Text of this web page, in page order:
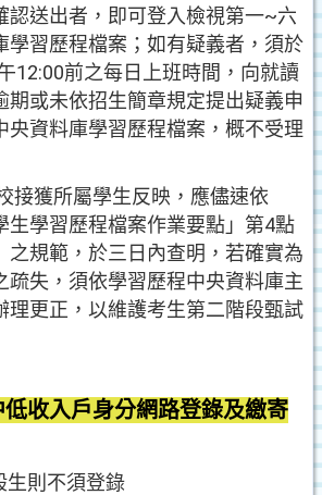
認送出者，即可登入檢視第一~六
學習歷程檔案；如有疑義者，須於
12:00前之每日上班時間，向就讀
期或未依招生簡章規定提出疑義申
央資料庫學習歷程檔案，概不受理
接獲所屬學生反映，應儘速依
生學習歷程檔案作業要點」第4點
之規範，於三日內查明，若確實為
疏失，須依學習歷程中央資料庫主
理更正，以維護考生第二階段甄試
低收入戶身分網路登錄及繳寄
生則不須登錄